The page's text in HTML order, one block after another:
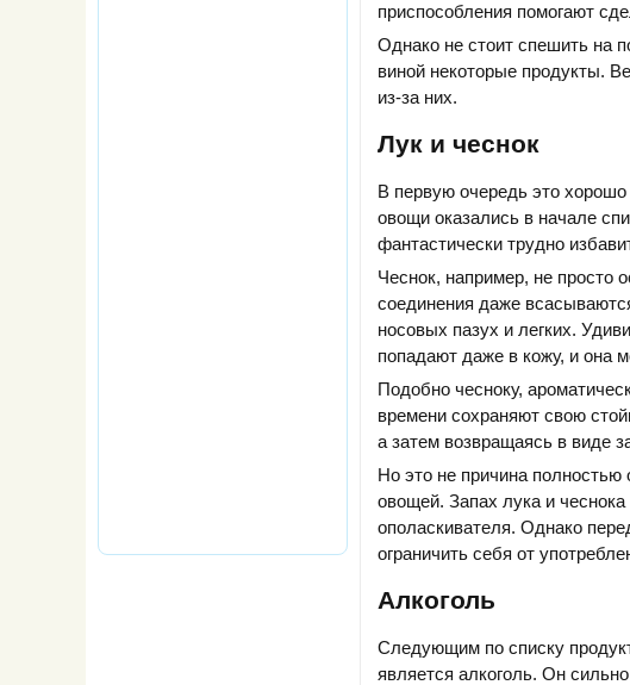
приспособления помогают
Однако не стоит спешить на
виной некоторые продукты.
из-за них.
Лук и чеснок
В первую очередь это
овощи оказались в начале
фантастически трудно
Чеснок, например, не просто
соединения даже
носовых пазух и легких.
попадают даже в кожу, и она
Подобно чесноку,
времени сохраняют свою
а затем возвращаясь в виде
Но это не причина полностью
овощей. Запах лука и
ополаскивателя. Однако
ограничить себя от
Алкоголь
Следующим по списку
является алкоголь. Он